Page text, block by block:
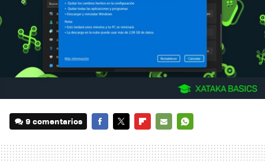
9 comentarios
MAIL